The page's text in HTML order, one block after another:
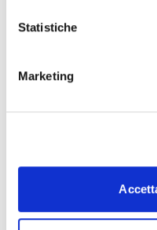
Statistiche
Marketing